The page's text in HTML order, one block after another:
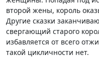
второй жены, король
Другие сказки
свергающий старого
избавляется от всего
такой цикличности нет.